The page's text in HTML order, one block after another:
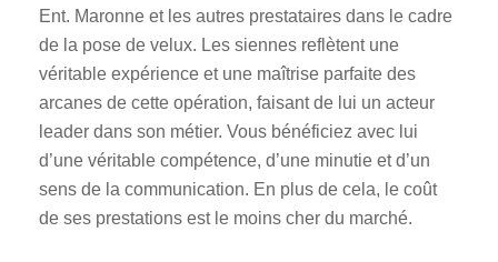
Ent. Maronne et les autres prestataires dans le cadre
de la pose de velux. Les siennes reflètent une
véritable expérience et une maîtrise parfaite des
arcanes de cette opération, faisant de lui un acteur
leader dans son métier. Vous bénéficiez avec lui
d’une véritable compétence, d’une minutie et d’un
sens de la communication. En plus de cela, le coût
de ses prestations est le moins cher du marché.